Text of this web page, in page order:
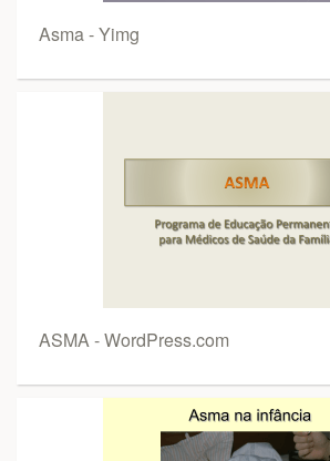
Asma - Yimg
ASMA - WordPress.com